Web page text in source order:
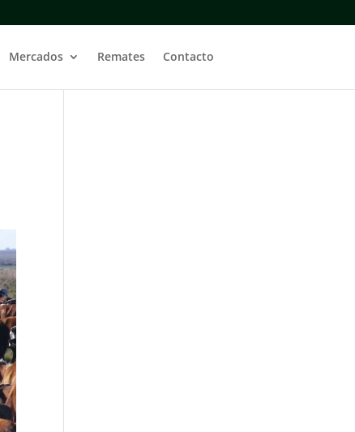
Mercados Remates Contacto